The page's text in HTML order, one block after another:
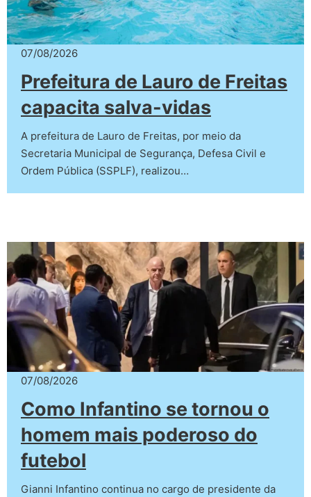
07/08/2026
Prefeitura de Lauro de Freitas
capacita salva-vidas
A prefeitura de Lauro de Freitas, por meio da
Secretaria Municipal de Segurança, Defesa Civil e
Ordem Pública (SSPLF), realizou…
07/08/2026
Como Infantino se tornou o
homem mais poderoso do
futebol
Gianni Infantino continua no cargo de presidente da